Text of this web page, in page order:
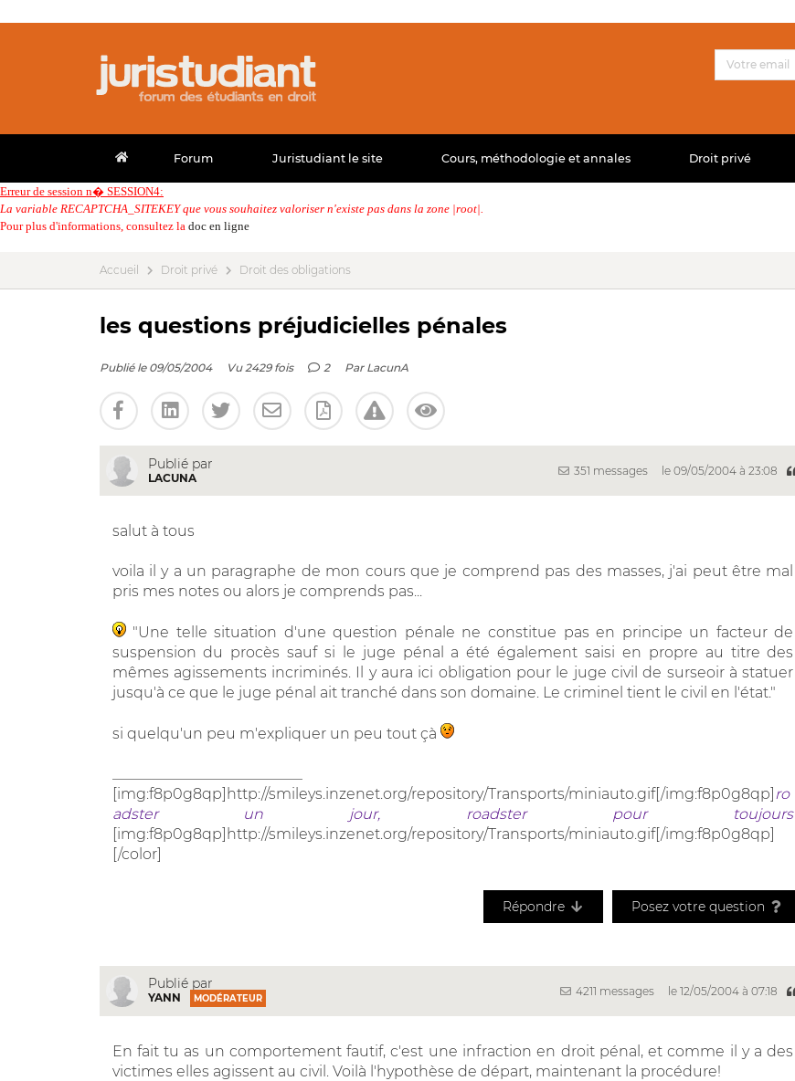
Forum Juristudiant le site Cours, méthodologie et annales Droit privé
Erreur de session n� SESSION4:
La variable RECAPTCHA_SITEKEY que vous souhaitez valoriser n'existe pas dans la zone |root|.
Pour plus d'informations, consultez la doc en ligne
Accueil Droit privé Droit des obligations
les questions préjudicielles pénales
Publié le 09/05/2004 Vu 2429 fois 2 Par LacunA
Publié par
LACUNA
351 messages le 09/05/2004 à 23:08
salut à tous
voila il y a un paragraphe de mon cours que je comprend pas des masses, j'ai peut être mal
pris mes notes ou alors je comprends pas...
"Une telle situation d'une question pénale ne constitue pas en principe un facteur de
suspension du procès sauf si le juge pénal a été également saisi en propre au titre des
mêmes agissements incriminés. Il y aura ici obligation pour le juge civil de surseoir à statuer
jusqu'à ce que le juge pénal ait tranché dans son domaine. Le criminel tient le civil en l'état."
si quelqu'un peu m'expliquer un peu tout çà
[img:f8p0g8qp]http://smileys.inzenet.org/repository/Transports/miniauto.gif[/img:f8p0g8qp] ro
adster un jour, roadster pour toujours
[img:f8p0g8qp]http://smileys.inzenet.org/repository/Transports/miniauto.gif[/img:f8p0g8qp]
[/color]
Répondre Posez votre question
Publié par
YANN MODÉRATEUR
4211 messages le 12/05/2004 à 07:18
En fait tu as un comportement fautif, c'est une infraction en droit pénal, et comme il y a des
victimes elles agissent au civil. Voilà l'hypothèse de départ, maintenant la procédure!